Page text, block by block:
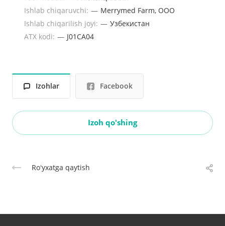
Ishlab chiqaruvchi: — Merrymed Farm, ООО
Ishlab chiqarilish joyi: — Узбекистан
ATX kodi: — J01CA04
Izohlar Facebook
Izoh qo'shing
Roʻyxatga qaytish